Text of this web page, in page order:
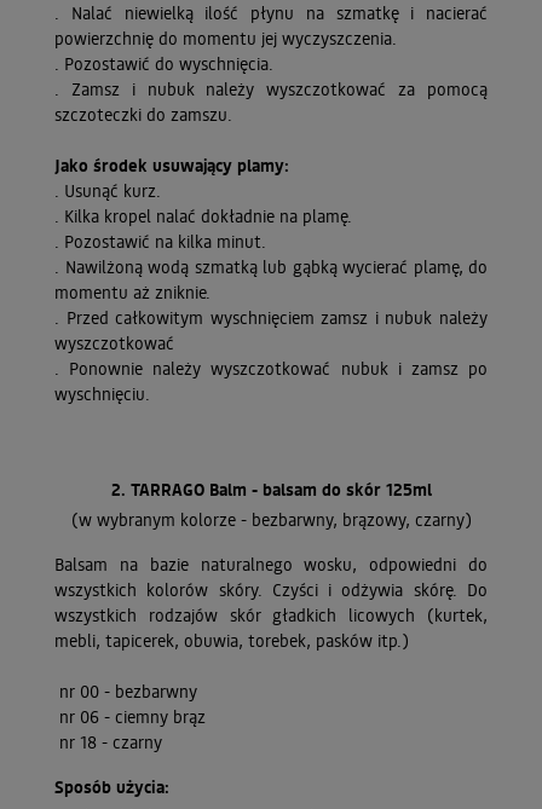
. Nalać niewielką ilość płynu na szmatkę i nacierać
powierzchnię do momentu jej wyczyszczenia.
. Pozostawić do wyschnięcia.
. Zamsz i nubuk należy wyszczotkować za pomocą
szczoteczki do zamszu.
Jako środek usuwający plamy:
. Usunąć kurz.
. Kilka kropel nalać dokładnie na plamę.
. Pozostawić na kilka minut.
. Nawilżoną wodą szmatką lub gąbką wycierać plamę, do
momentu aż zniknie.
. Przed całkowitym wyschnięciem zamsz i nubuk należy
wyszczotkować
. Ponownie należy wyszczotkować nubuk i zamsz po
wyschnięciu.
2. TARRAGO Balm - balsam do skór 125ml
(w wybranym kolorze - bezbarwny, brązowy, czarny)
Balsam na bazie naturalnego wosku, odpowiedni do
wszystkich kolorów skóry. Czyści i odżywia skórę. Do
wszystkich rodzajów skór gładkich licowych (kurtek,
mebli, tapicerek, obuwia, torebek, pasków itp.)
nr 00 - bezbarwny
nr 06 - ciemny brąz
nr 18 - czarny
Sposób użycia: